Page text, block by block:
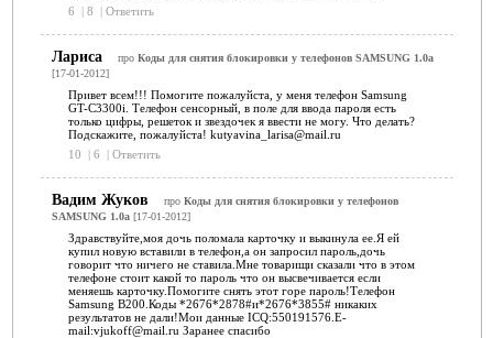
6
| 8 | Ответить
Лариса про Коды для снятия блокировки у телефонов SAMSUNG 1.0a
[17-01-2012]
Привет всем!!! Помогите пожалуйста, у меня телефон Samsung
GT-C3300i. Телефон сенсорный, в поле для ввода пароля есть
только цифры, решеток и звездочек я ввести не могу. Что делать?
Подскажите, пожалуйста! kutyavina_larisa@mail.ru
10
| 6 | Ответить
Вадим Жуков про Коды для снятия блокировки у телефонов
SAMSUNG 1.0a[17-01-2012]
Здравствуйте,моя дочь поломала карточку и выкинула ее.Я ей
купил новую вставили в телефон,а он запросил пароль,дочь
говорит что ничего не ставила.Мне товарищи сказали что в этом
телефоне стоит какой то пароль что он высвечивается если
меняешь карточку.Помогите снять этот горе пароль!Телефон
Samsung B200.Коды *2676*2878#и*2676*3855# никаких
результатов не дали!Мои данные ICQ:550191576.E-
mail:vjukoff@mail.ru Заранее спасибо